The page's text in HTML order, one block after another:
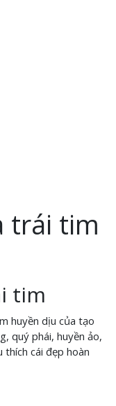
trái tim
tim
huyền dịu của tạo
quý phái, huyền ảo,
thích cái đẹp hoàn